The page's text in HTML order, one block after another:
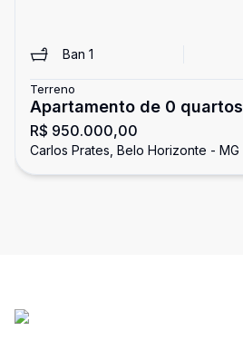
Ban 1
Terreno
Apartamento de 0
Carlos Prates
R$ 950.000,00
Carlos Prates, Belo Horizonte - MG